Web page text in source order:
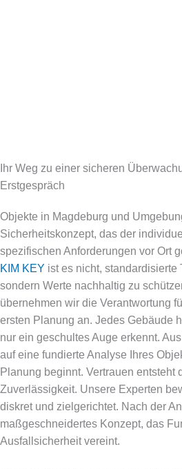
Ihr Weg zu einer sicheren
Erstgespräch
Objekte in Magdeburg und
Sicherheitskonzept, das der
spezifischen Anforderungen vor Ort
KIM KEY ist es nicht, standardisierte
sondern Werte nachhaltig zu
übernehmen wir die Verantwortung
ersten Planung an. Jedes Gebäude
nur ein geschultes Auge erkennt.
auf eine fundierte Analyse Ihres
Planung beginnt. Vertrauen entsteht
Zuverlässigkeit. Unsere Experten
diskret und zielgerichtet. Nach der
maßgeschneidertes Konzept, das
Ausfallsicherheit vereint.